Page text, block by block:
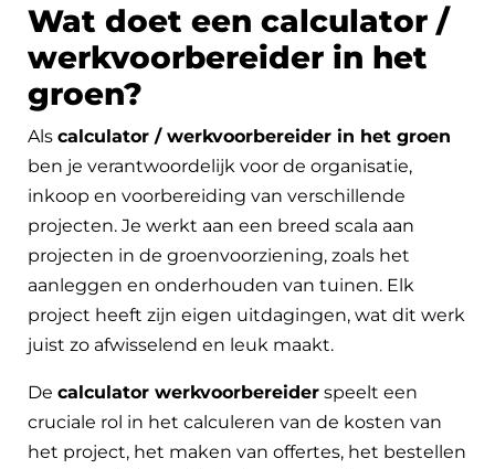
Wat doet een calculator /
werkvoorbereider in het
groen?
Als calculator / werkvoorbereider in het groen
ben je verantwoordelijk voor de organisatie,
inkoop en voorbereiding van verschillende
projecten. Je werkt aan een breed scala aan
projecten in de groenvoorziening, zoals het
aanleggen en onderhouden van tuinen. Elk
project heeft zijn eigen uitdagingen, wat dit werk
juist zo afwisselend en leuk maakt.
De calculator werkvoorbereider speelt een
cruciale rol in het calculeren van de kosten van
het project, het maken van offertes, het bestellen